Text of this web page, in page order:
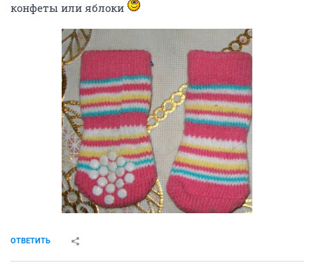
конфеты или яблоки
ОТВЕТИТЬ